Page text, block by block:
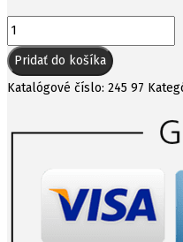
množstvo
Športová
taška
Pridať do košíka
Katalógové číslo: 245 97